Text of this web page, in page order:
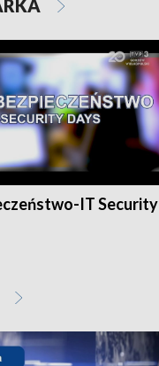
IT Security